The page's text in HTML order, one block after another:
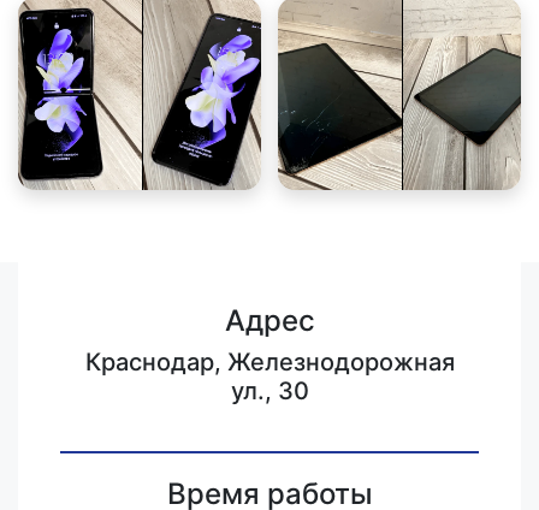
Адрес
Краснодар, Железнодорожная
ул., 30
Время работы